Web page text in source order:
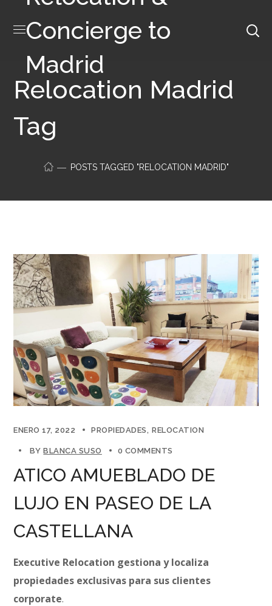
Concierge to
Madrid
Relocation Madrid
Tag
POSTS TAGGED "RELOCATION MADRID"
ENERO 17, 2022 PROPIEDADES RELOCATION
BYBLANCA SUSO 0 COMMENTS
ATICO AMUEBLADO DE
LUJO EN PASEO DE LA
CASTELLANA
Executive Relocation gestiona y localiza
propiedades exclusivas para sus clientes
corporate.